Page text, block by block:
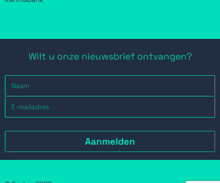
Wilt u onze nieuwsbrief ontvangen?